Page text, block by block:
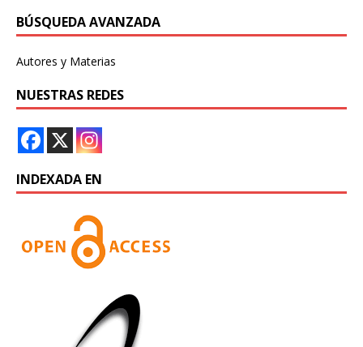
BÚSQUEDA AVANZADA
Autores y Materias
NUESTRAS REDES
INDEXADA EN